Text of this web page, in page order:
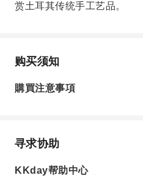
赏土耳其传统手工艺品。
购买须知
購買注意事項
寻求协助
KKday帮助中心